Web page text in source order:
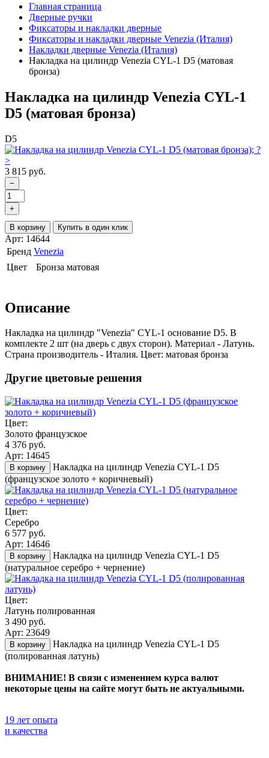
Главная страница
Дверные ручки
Фиксаторы и накладки дверные
Фиксаторы и накладки дверные Venezia (Италия)
Накладки дверные Venezia (Италия)
Накладка на цилиндр Venezia CYL-1 D5 (матовая
бронза)
Накладка на цилиндр Venezia CYL-1
D5 (матовая бронза)
D5
3 815 руб.
−
+
В корзину Купить в один клик
Арт: 14644
Бренд Venezia
Цвет
Бронза матовая
Описание
Накладка на цилиндр "Venezia" CYL-1 основание D5. В
комплекте 2 шт (на дверь с двух сторон). Материал - Латунь.
Страна производитель - Италия. Цвет: матовая бронза
Другие цветовые решения
Цвет:
Золото французское
4 376 руб.
Арт: 14645
В корзину
Накладка на цилиндр Venezia CYL-1 D5
(французское золото + коричневый)
Цвет:
Серебро
6 577 руб.
Арт: 14646
В корзину
Накладка на цилиндр Venezia CYL-1 D5
(натуральное серебро + чернение)
Цвет:
Латунь полированная
3 490 руб.
Арт: 23649
В корзину
Накладка на цилиндр Venezia CYL-1 D5
(полированная латунь)
ВНИМАНИЕ! В связи с изменением курса валют
некоторые цены на сайте могут быть не актуальными.
19 лет опыта
и качества